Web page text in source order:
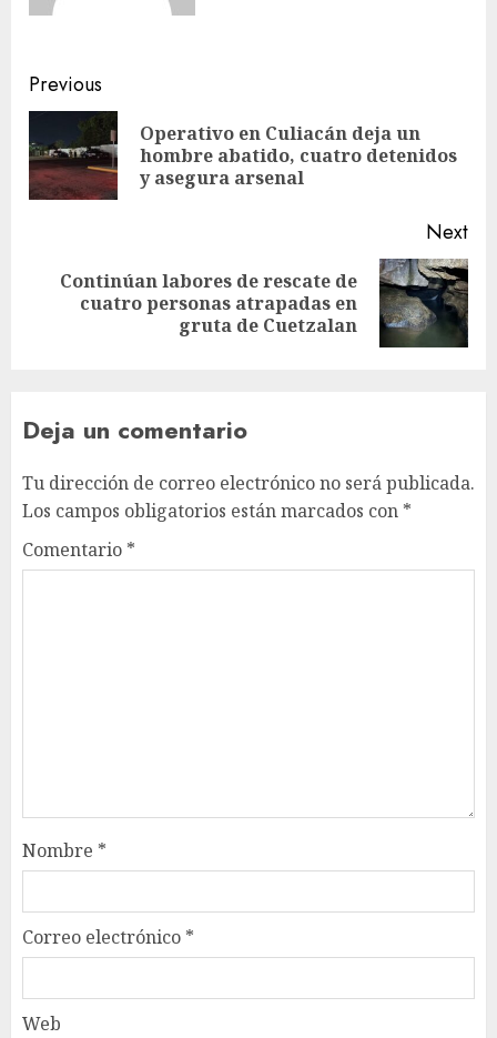
Previous
Operativo en Culiacán deja un
hombre abatido, cuatro detenidos
y asegura arsenal
Next
Continúan labores de rescate de
cuatro personas atrapadas en
gruta de Cuetzalan
Deja un comentario
Tu dirección de correo electrónico no será publicada.
Los campos obligatorios están marcados con *
Comentario *
Nombre *
Correo electrónico *
Web